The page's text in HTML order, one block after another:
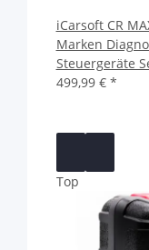
iCarsoft CR
Marken
Steuergeräte
499,99 € *
Top